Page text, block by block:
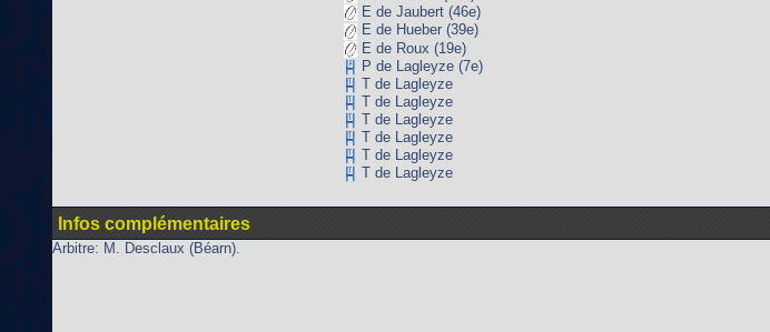
E de Jaubert (46e)
E de Hueber (39e)
E de Roux (19e)
P de Lagleyze (7e)
T de Lagleyze
T de Lagleyze
T de Lagleyze
T de Lagleyze
T de Lagleyze
T de Lagleyze
Infos complémentaires
Arbitre: M. Desclaux (Béarn).